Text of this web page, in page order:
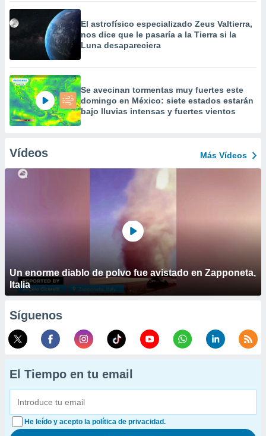
El astrofísico especializado Zeus Valtierra,
nos dice que le pasaría a la Tierra si la
Luna desapareciera
Se avecinan tormentas muy fuertes este
domingo en México: siete estados estarán
bajo lluvias intensas y fuertes vientos
Vídeos Más Vídeos
Un enorme diablo de polvo fue avistado en Zapponeta,
Italia
Síguenos
El Tiempo en tu email
He leído y acepto la política de privacidad.